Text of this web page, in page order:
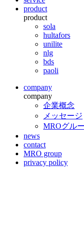
product
product
sola
hultafors
unilite
nlg
bds
paoli
company
company
企業概念
メッセージ
MROグル
news
contact
MRO group
privacy policy